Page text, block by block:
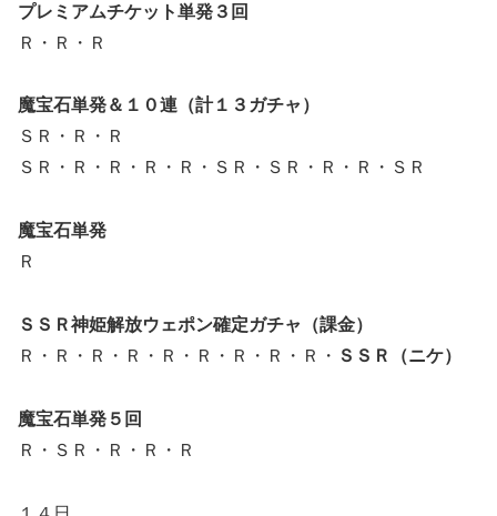
プレミアムチケット単発３回
Ｒ・Ｒ・Ｒ
魔宝石単発＆１０連（計１３ガチャ）
ＳＲ・Ｒ・Ｒ
ＳＲ・Ｒ・Ｒ・Ｒ・Ｒ・ＳＲ・ＳＲ・Ｒ・Ｒ・ＳＲ
魔宝石単発
Ｒ
ＳＳＲ神姫解放ウェポン確定ガチャ（課金）
Ｒ・Ｒ・Ｒ・Ｒ・Ｒ・Ｒ・Ｒ・Ｒ・Ｒ・ ＳＳＲ（ニケ）
魔宝石単発５回
Ｒ・ＳＲ・Ｒ・Ｒ・Ｒ